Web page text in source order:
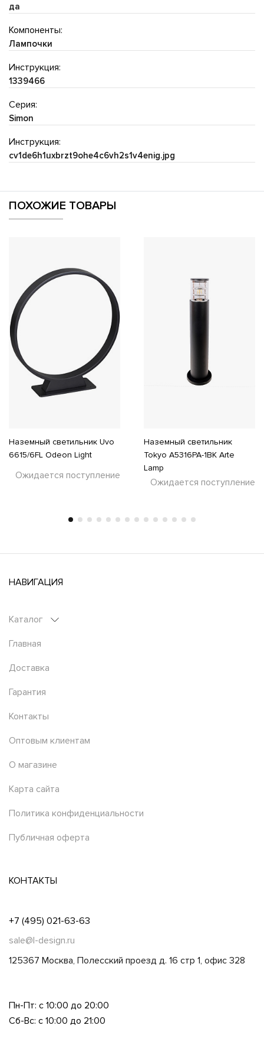
да
Компоненты:
Лампочки
Инструкция:
1339466
Серия:
Simon
Инструкция:
cv1de6h1uxbrzt9ohe4c6vh2s1v4enig.jpg
ПОХОЖИЕ ТОВАРЫ
Наземный светильник Uvo
6615/6FL Odeon Light
Ожидается поступление
Наземный светильник
Tokyo A5316PA-1BK Arte
Lamp
Ожидается поступление
НАВИГАЦИЯ
Каталог
Главная
Доставка
Гарантия
Контакты
Оптовым клиентам
О магазине
Карта сайта
Политика конфиденциальности
Публичная оферта
КОНТАКТЫ
+7 (495) 021-63-63
sale@l-design.ru
125367 Москва, Полесский проезд д. 16 стр 1, офис 328
Пн-Пт: с 10:00 до 20:00
Сб-Вс: с 10:00 до 21:00